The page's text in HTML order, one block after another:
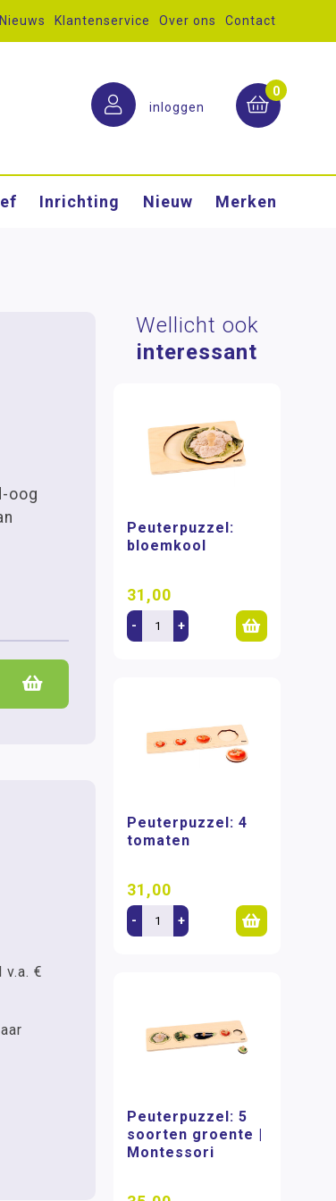
Klantenservice Over ons Contact
inloggen
0
Inrichting Nieuw Merken
oog
€
Wellicht ook
interessant
Peuterpuzzel:
bloemkool
31,00
- +
Peuterpuzzel: 4
tomaten
31,00
- +
Peuterpuzzel: 5
soorten groente |
Montessori